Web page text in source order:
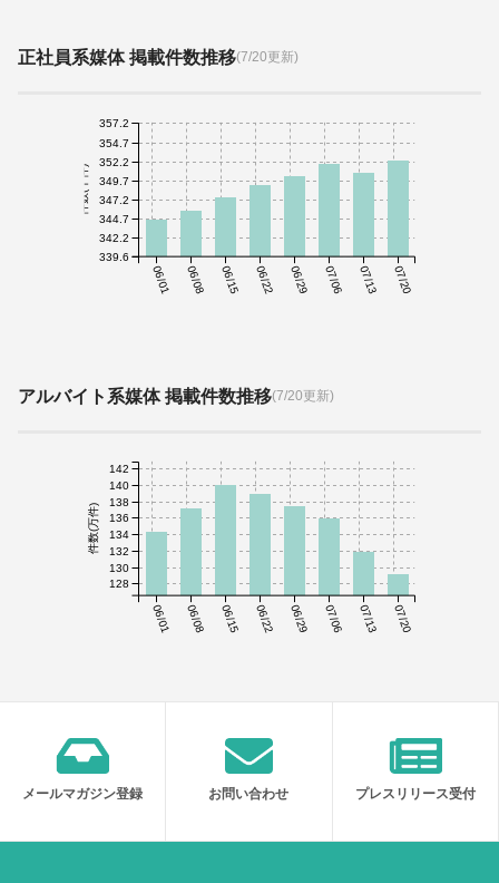
正社員系媒体 掲載件数推移(7/20更新)
06/01 06/08 06/15 06/22 06/29 07/06 07/13 07/20
件数(千件)
339.6
342.2
344.7
347.2
349.7
352.2
354.7
357.2
アルバイト系媒体 掲載件数推移(7/20更新)
06/01 06/08 06/15 06/22 06/29 07/06 07/13 07/20
件数(万件)
128
130
132
134
136
138
140
142
メールマガジン登録 お問い合わせ プレスリリース受付